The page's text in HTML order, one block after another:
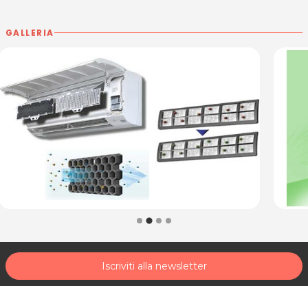
GALLERIA
Iscriviti alla newsletter